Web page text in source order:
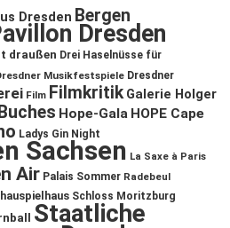
Dresden Bergen
Dresden
draußen Drei Haselnüsse für
Musikfestspiele Dresdner
Film Filmkritik Galerie Holger
Hope-Gala HOPE Cape
Ladys Gin Night
Sachsen La Saxe à Paris
Air Palais Sommer Radebeul
Schloss Moritzburg
Staatliche